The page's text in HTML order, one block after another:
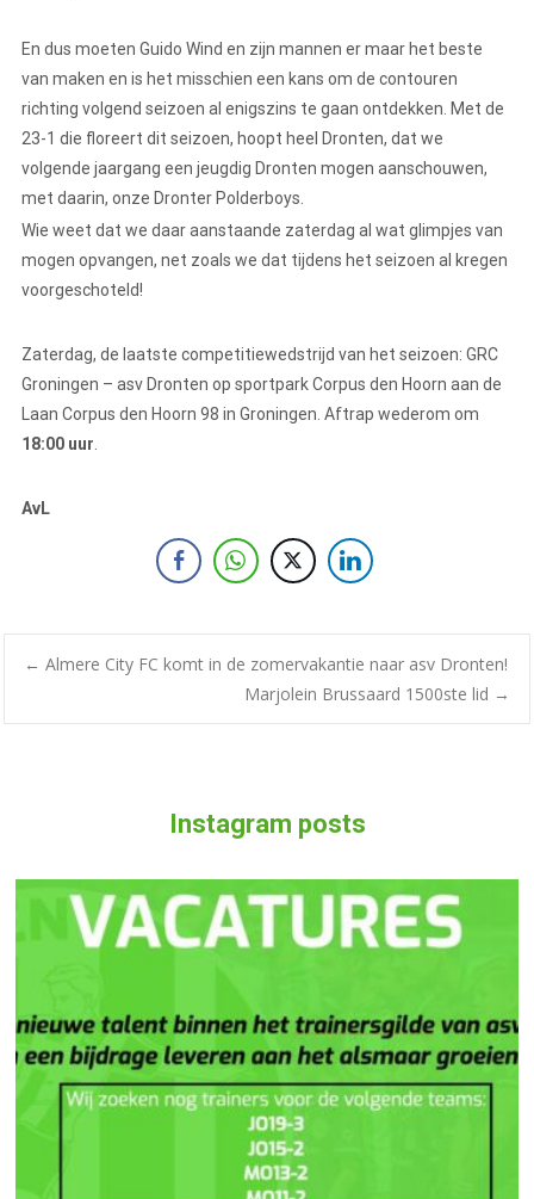
En dus moeten Guido Wind en zijn mannen er maar het beste
van maken en is het misschien een kans om de contouren
richting volgend seizoen al enigszins te gaan ontdekken. Met de
23-1 die floreert dit seizoen, hoopt heel Dronten, dat we
volgende jaargang een jeugdig Dronten mogen aanschouwen,
met daarin, onze Dronter Polderboys.
Wie weet dat we daar aanstaande zaterdag al wat glimpjes van
mogen opvangen, net zoals we dat tijdens het seizoen al kregen
voorgeschoteld!
Zaterdag, de laatste competitiewedstrijd van het seizoen: GRC
Groningen – asv Dronten op sportpark Corpus den Hoorn aan de
Laan Corpus den Hoorn 98 in Groningen. Aftrap wederom om
18:00 uur.
AvL
← Almere City FC komt in de zomervakantie naar asv Dronten!
Marjolein Brussaard 1500ste lid →
Instagram posts